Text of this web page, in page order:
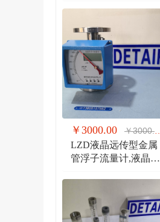
￥3000.00 ￥3000.00
LZD液晶远传型金属
管浮子流量计,液晶显